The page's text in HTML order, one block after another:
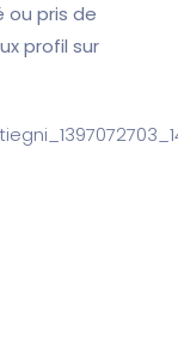
pris de
profil sur